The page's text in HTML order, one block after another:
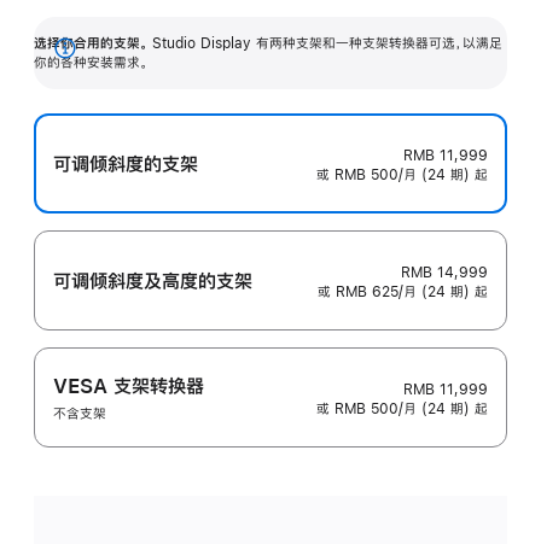
选择你合用的支架。 Studio Display 有两种支架和一种支架转换器可选，以满足
你的各种安装需求。
展
可调倾斜度的支架
RMB 11,999
或 RMB 500/月 (24 期) 起
可调倾斜度及高‍度的支‍架
RMB 14,999
或 RMB 625/月 (24 期) 起
VESA 支架转换器
不含支架
RMB 11,999
或 RMB 500/月 (24 期) 起